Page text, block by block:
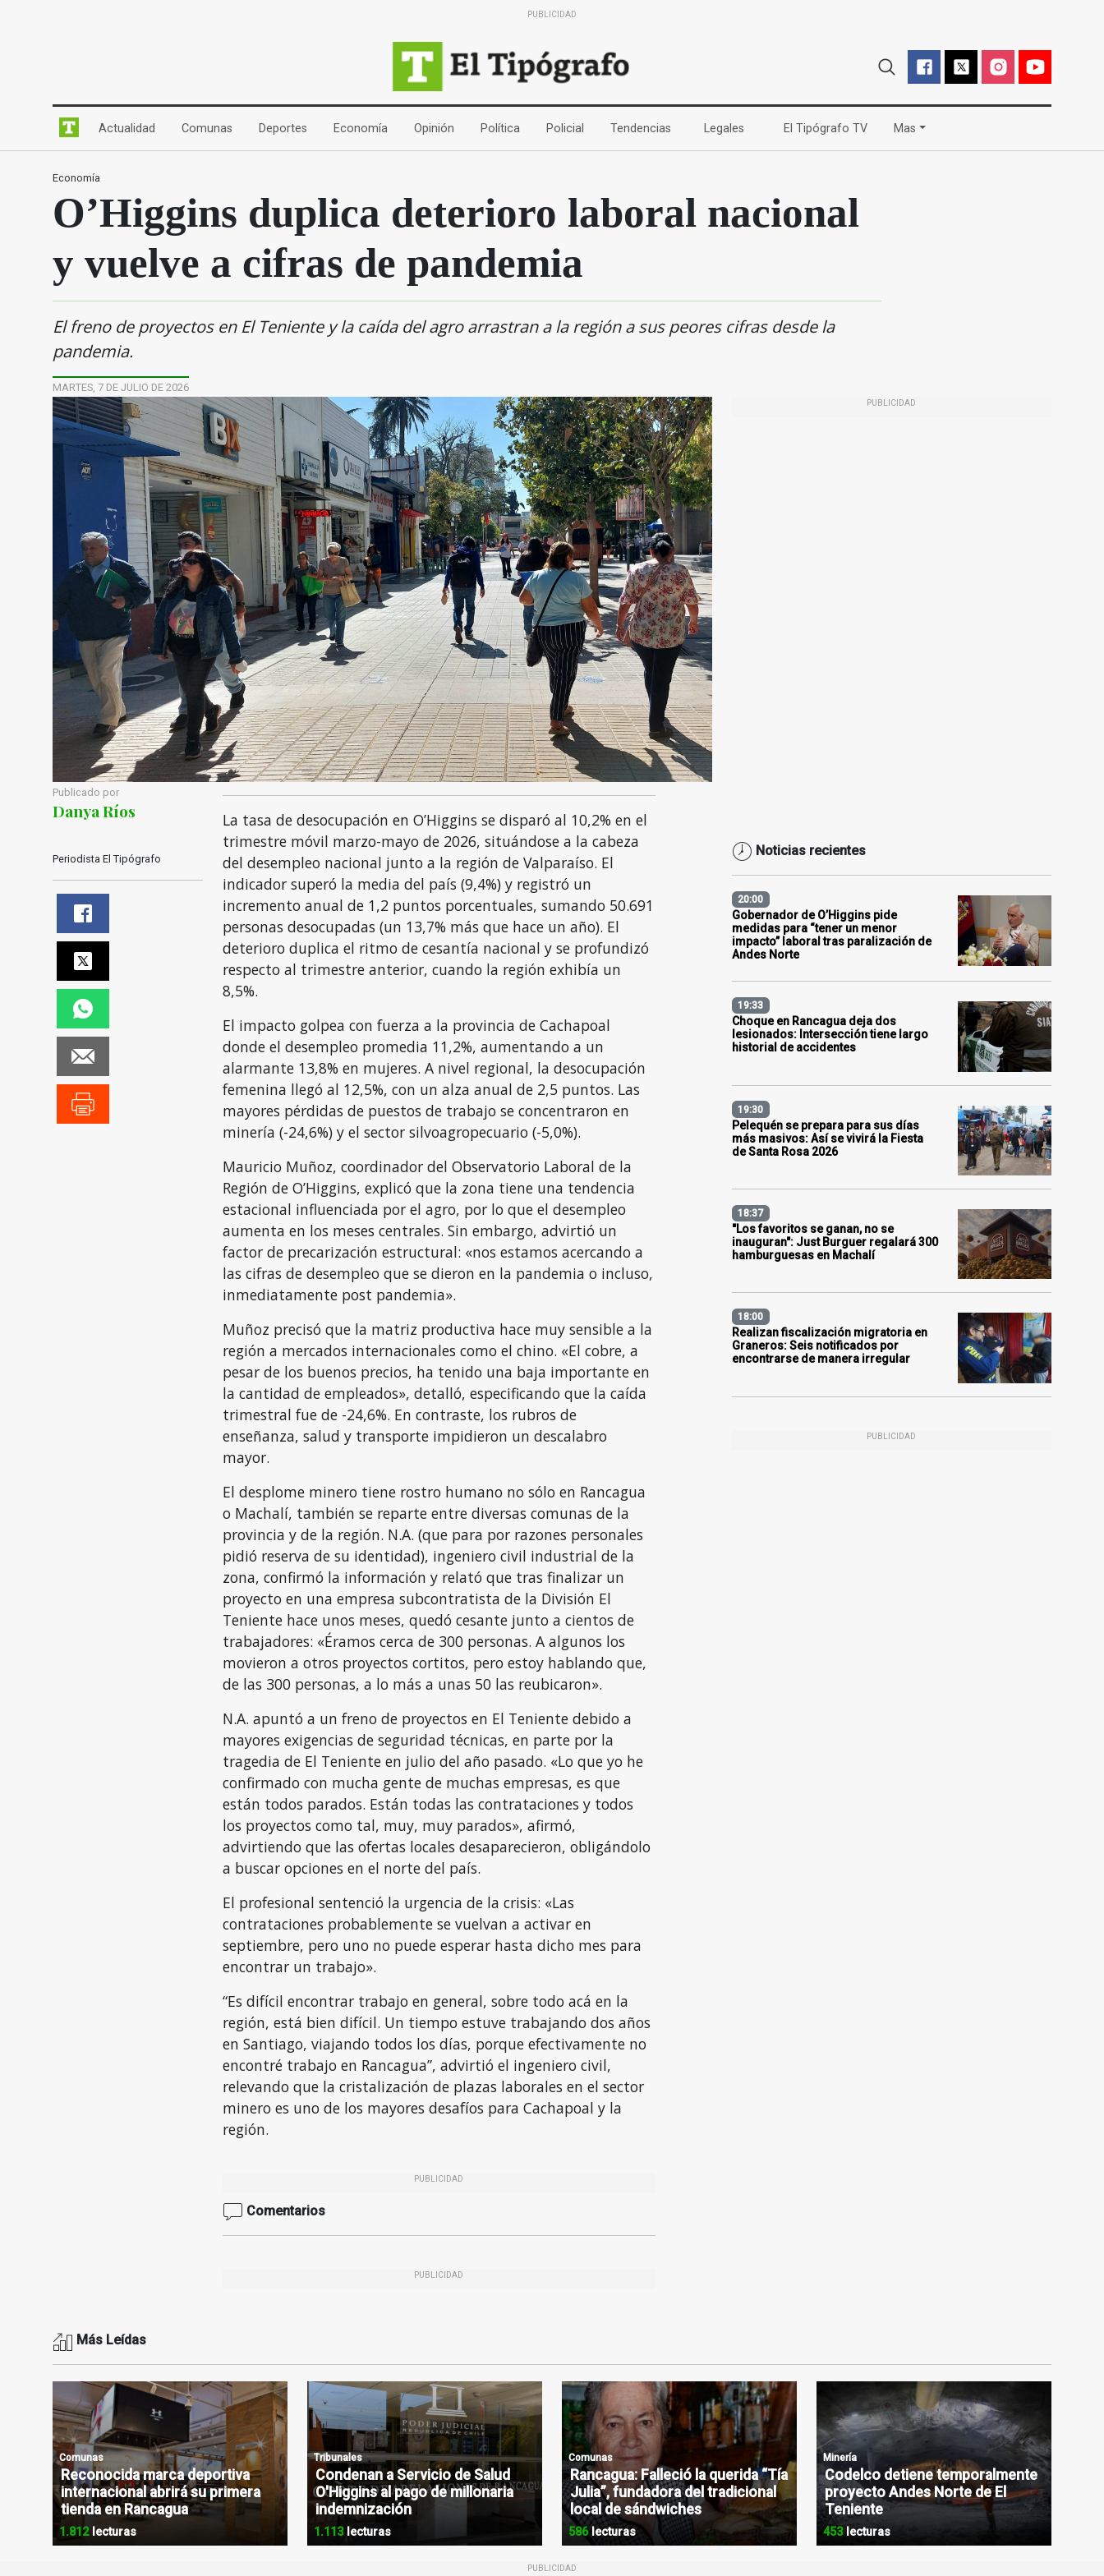
PUBLICIDAD
Actualidad (current)Comunas (current)Deportes (current)Economía (current)Opinión (current)Política (current)Policial (current)Tendencias (current)Legales (current)El Tipógrafo TV(current)
Mas
Economía
O’Higgins duplica deterioro laboral nacional
y vuelve a cifras de pandemia
El freno de proyectos en El Teniente y la caída del agro arrastran a la región a sus peores cifras desde la
pandemia.
MARTES, 7 DE JULIO DE 2026
PUBLICIDAD
Publicado por
Danya Ríos
Periodista El Tipógrafo
La tasa de desocupación en O’Higgins se disparó al 10,2% en el
trimestre móvil marzo-mayo de 2026, situándose a la cabeza
del desempleo nacional junto a la región de Valparaíso. El
indicador superó la media del país (9,4%) y registró un
incremento anual de 1,2 puntos porcentuales, sumando 50.691
personas desocupadas (un 13,7% más que hace un año). El
deterioro duplica el ritmo de cesantía nacional y se profundizó
respecto al trimestre anterior, cuando la región exhibía un
8,5%.
El impacto golpea con fuerza a la provincia de Cachapoal
donde el desempleo promedia 11,2%, aumentando a un
alarmante 13,8% en mujeres. A nivel regional, la desocupación
femenina llegó al 12,5%, con un alza anual de 2,5 puntos. Las
mayores pérdidas de puestos de trabajo se concentraron en
minería (-24,6%) y el sector silvoagropecuario (-5,0%).
Mauricio Muñoz, coordinador del Observatorio Laboral de la
Región de O’Higgins, explicó que la zona tiene una tendencia
estacional influenciada por el agro, por lo que el desempleo
aumenta en los meses centrales. Sin embargo, advirtió un
factor de precarización estructural: «nos estamos acercando a
las cifras de desempleo que se dieron en la pandemia o incluso,
inmediatamente post pandemia».
Muñoz precisó que la matriz productiva hace muy sensible a la
región a mercados internacionales como el chino. «El cobre, a
pesar de los buenos precios, ha tenido una baja importante en
la cantidad de empleados», detalló, especificando que la caída
trimestral fue de -24,6%. En contraste, los rubros de
enseñanza, salud y transporte impidieron un descalabro
mayor.
El desplome minero tiene rostro humano no sólo en Rancagua
o Machalí, también se reparte entre diversas comunas de la
provincia y de la región. N.A. (que para por razones personales
pidió reserva de su identidad), ingeniero civil industrial de la
zona, confirmó la información y relató que tras finalizar un
proyecto en una empresa subcontratista de la División El
Teniente hace unos meses, quedó cesante junto a cientos de
trabajadores: «Éramos cerca de 300 personas. A algunos los
movieron a otros proyectos cortitos, pero estoy hablando que,
de las 300 personas, a lo más a unas 50 las reubicaron».
N.A. apuntó a un freno de proyectos en El Teniente debido a
mayores exigencias de seguridad técnicas, en parte por la
tragedia de El Teniente en julio del año pasado. «Lo que yo he
confirmado con mucha gente de muchas empresas, es que
están todos parados. Están todas las contrataciones y todos
los proyectos como tal, muy, muy parados», afirmó,
advirtiendo que las ofertas locales desaparecieron, obligándolo
a buscar opciones en el norte del país.
El profesional sentenció la urgencia de la crisis: «Las
contrataciones probablemente se vuelvan a activar en
septiembre, pero uno no puede esperar hasta dicho mes para
encontrar un trabajo».
“Es difícil encontrar trabajo en general, sobre todo acá en la
región, está bien difícil. Un tiempo estuve trabajando dos años
en Santiago, viajando todos los días, porque efectivamente no
encontré trabajo en Rancagua”, advirtió el ingeniero civil,
relevando que la cristalización de plazas laborales en el sector
minero es uno de los mayores desafíos para Cachapoal y la
región.
PUBLICIDAD
Comentarios
PUBLICIDAD
Noticias recientes
20:00
Gobernador de O’Higgins pide
medidas para “tener un menor
impacto” laboral tras paralización de
Andes Norte
19:33
Choque en Rancagua deja dos
lesionados: Intersección tiene largo
historial de accidentes
19:30
Pelequén se prepara para sus días
más masivos: Así se vivirá la Fiesta
de Santa Rosa 2026
18:37
"Los favoritos se ganan, no se
inauguran": Just Burguer regalará 300
hamburguesas en Machalí
18:00
Realizan fiscalización migratoria en
Graneros: Seis notificados por
encontrarse de manera irregular
PUBLICIDAD
Más Leídas
Comunas
Reconocida marca deportiva
internacional abrirá su primera
tienda en Rancagua
1.812lecturas
Tribunales
Condenan a Servicio de Salud
O'Higgins al pago de millonaria
indemnización
1.113lecturas
Comunas
Rancagua: Falleció la querida “Tía
Julia”, fundadora del tradicional
local de sándwiches
586lecturas
Minería
Codelco detiene temporalmente
proyecto Andes Norte de El
Teniente
453lecturas
PUBLICIDAD